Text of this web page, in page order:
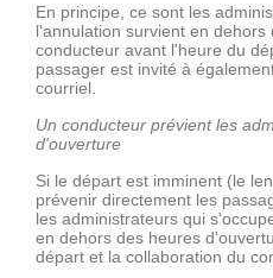
En principe, ce sont les
l'annulation survient en
conducteur avant l'heure du
passager est invité à
courriel.
Un conducteur prévient les
d'ouverture
Si le départ est imminent (le
prévenir directement les
les administrateurs qui
en dehors des heures
départ et la collaboration du